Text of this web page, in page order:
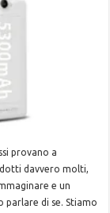
provano a
davvero molti,
e un
parlare di se. Stiamo